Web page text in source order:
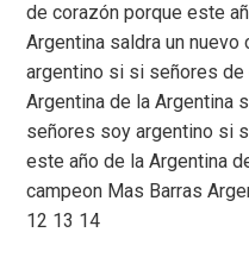
de corazón porque este
Argentina saldra un
argentino si si señores
Argentina de la Argentina
señores soy argentino si
este año de la Argentina
campeon Mas Barras
12 13 14